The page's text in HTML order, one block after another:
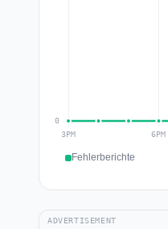
Fehlerberichte
ADVERTISEMENT